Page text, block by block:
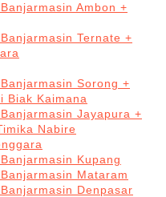
Ambon +
Ternate +
Sorong +
Biak Kaimana
Jayapura +
Nabire
Kupang
Mataram
Denpasar